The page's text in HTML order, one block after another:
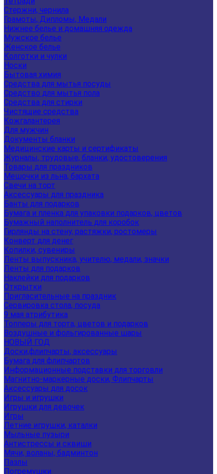
Стержни, чернила
Грамоты, Дипломы, Медали
Нижнее белье и домашняя одежда
Мужское белье
Женское белье
Колготки и чулки
Носки
Бытовая химия
Средства для мытья посуды
Средство для мытья пола
Средства для стирки
Чистящие средства
Кожгалантерея
Для мужчин
Документы бланки
Медицинские карты и сертификаты
Журналы, трудовые, бланки, удостоверения
Товары для праздников
Мешочки из льна, бархата
Свечи на торт
Аксессуары для праздника
Банты для подарков
Бумага и пленка для упаковки подарков, цветов
Бумажный наполнитель для коробок
Гирлянды на стену, растяжки, ростомеры
Конверт для денег
Копилки, сувениры
Ленты выпускника, учителю, медали, значки
Ленты для подарков
Наклейки для подарков
Открытки
Пригласительные на праздник
Сервировка стола, посуда
9 мая атрибутика
Топперы для торта, цветов и подарков
Воздушные и фольгированные шары
НОВЫЙ ГОД
Доски,флипчарты, аксессуары
Бумага для флипчартов
Информационные подставки для торговли
Магнитно-маркерные доски, Флипчарты
Аксессуары для досок
Игры и игрушки
Игрушки для девочек
Игры
Летние игрушки, каталки
Мыльные пузыри
Антистрессы и сквиши
Мячи, воланы, бадминтон
Пазлы
Погремушки